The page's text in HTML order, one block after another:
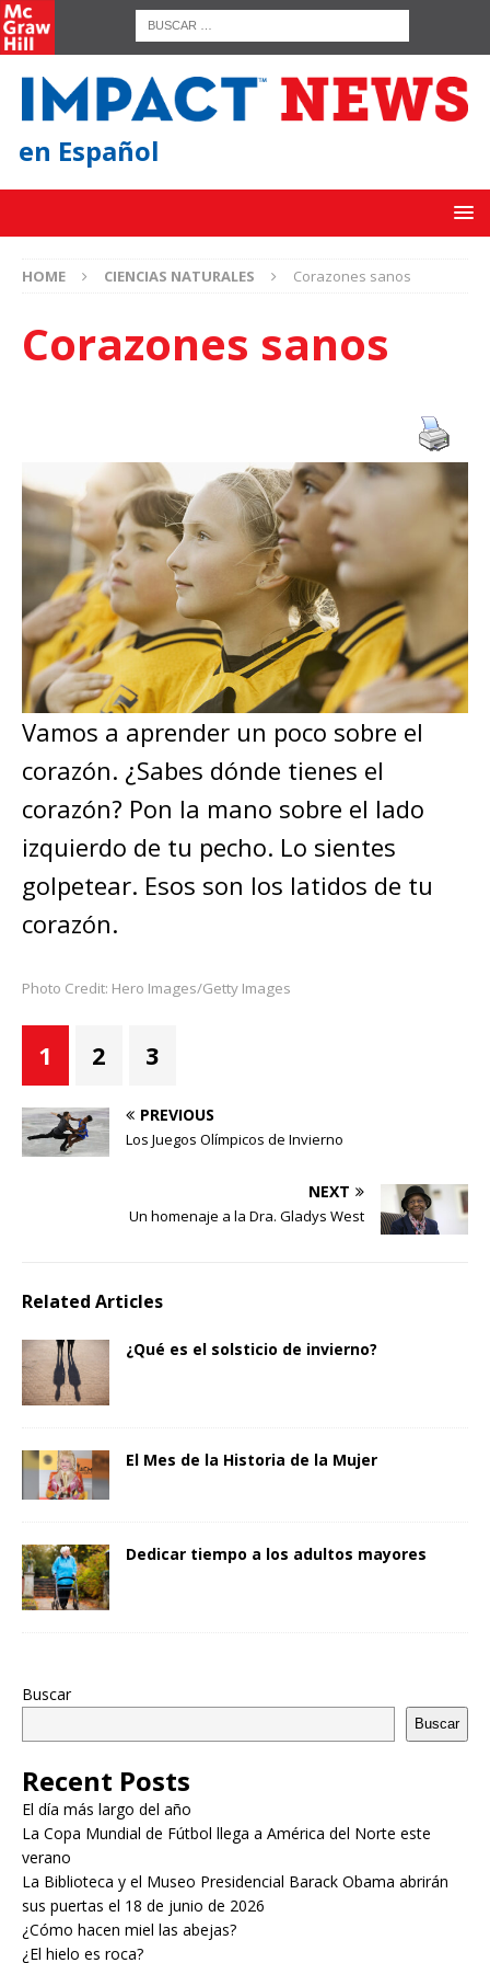
en Español
HOME CIENCIAS NATURALES Corazones sanos
Corazones sanos
Vamos a aprender un poco sobre el
corazón. ¿Sabes dónde tienes el
corazón? Pon la mano sobre el lado
izquierdo de tu pecho. Lo sientes
golpetear. Esos son los latidos de tu
corazón.
Photo Credit: Hero Images/Getty Images
1 2 3
PREVIOUS
Los Juegos Olímpicos de Invierno
NEXT
Un homenaje a la Dra. Gladys West
Related Articles
¿Qué es el solsticio de invierno?
El Mes de la Historia de la Mujer
Dedicar tiempo a los adultos mayores
Buscar
Buscar
Recent Posts
El día más largo del año
La Copa Mundial de Fútbol llega a América del Norte este
verano
La Biblioteca y el Museo Presidencial Barack Obama abrirán
sus puertas el 18 de junio de 2026
¿Cómo hacen miel las abejas?
¿El hielo es roca?